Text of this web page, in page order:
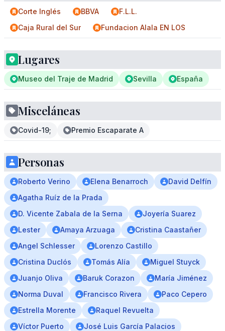
Corte Inglés BBVA
F.L.L.
Caja Rural del Sur
Fundacion Alala EN LOS
Lugares
Museo del Traje de Madrid Sevilla España
Misceláneas
Covid-19; Premio Escaparate A
Personas
Roberto Verino Elena Benarroch
David Delfín
Agatha Ruíz de la Prada
D. Vicente Zabala de la Serna
Joyería Suarez
Lester
Amaya Arzuaga
Cristina Caastañer
Angel Schlesser
Lorenzo Castillo
Cristina Duclós
Tomás Alía
Miguel Stuyck
Juanjo Oliva
Baruk Corazon
María Jiménez
Norma Duval
Francisco Rivera
Paco Cepero
Estrella Morente
Raquel Revuelta
Víctor Puerto
José Luis García Palacios